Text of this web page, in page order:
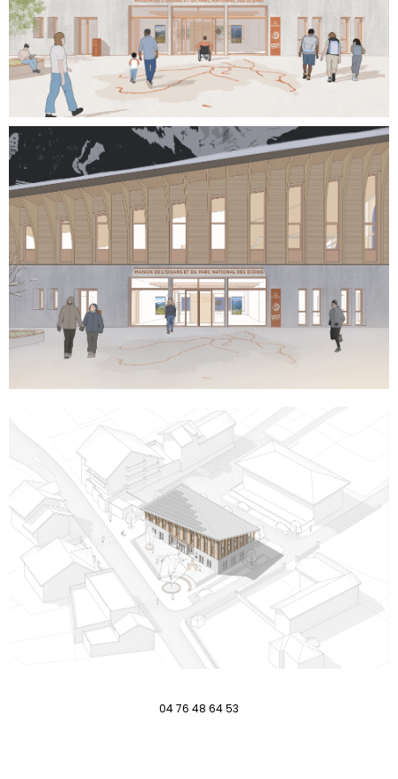
04 76 48 64 53